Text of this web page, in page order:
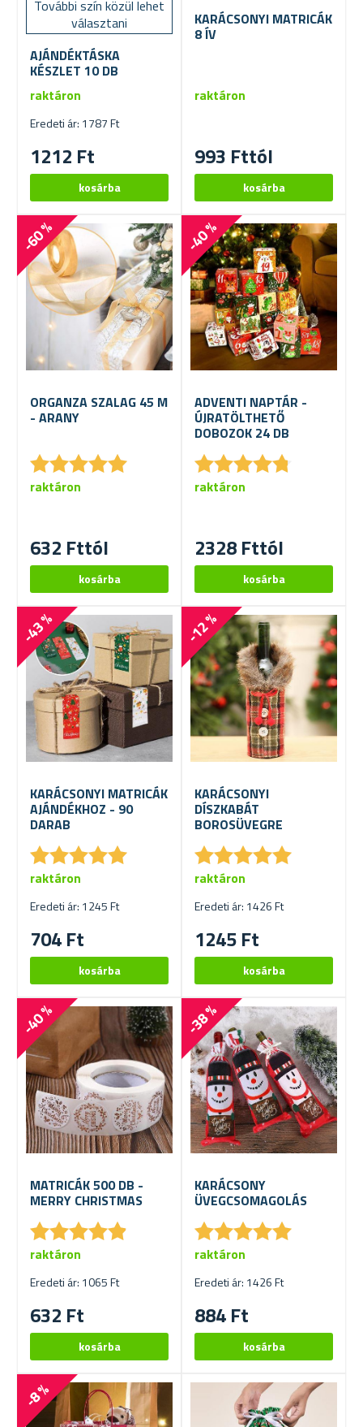
További szín közül lehet
választani
AJÁNDÉKTÁSKA
KÉSZLET 10 DB
Eredeti ár: 1787 Ft
1212 Ft
raktáron
KARÁCSONYI MATRICÁK
8 ÍV
993 Fttól
raktáron
-60 %
ORGANZA SZALAG 45 M
- ARANY
★★★★★
★★★★★
632 Fttól
raktáron
-40 %
ADVENTI NAPTÁR -
ÚJRATÖLTHETŐ
DOBOZOK 24 DB
★★★★★
★★★★★
2328 Fttól
raktáron
-43 %
KARÁCSONYI MATRICÁK
AJÁNDÉKHOZ - 90
DARAB
★★★★★
★★★★★
Eredeti ár: 1245 Ft
704 Ft
raktáron
-12 %
KARÁCSONYI
DÍSZKABÁT
BOROSÜVEGRE
★★★★★
★★★★★
Eredeti ár: 1426 Ft
1245 Ft
raktáron
-40 %
MATRICÁK 500 DB -
MERRY CHRISTMAS
★★★★★
★★★★★
Eredeti ár: 1065 Ft
632 Ft
raktáron
-38 %
KARÁCSONY
ÜVEGCSOMAGOLÁS
★★★★★
★★★★★
Eredeti ár: 1426 Ft
884 Ft
raktáron
-8 %